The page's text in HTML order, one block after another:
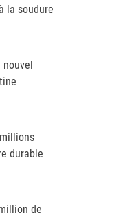
la soudure
nouvel
durable
de